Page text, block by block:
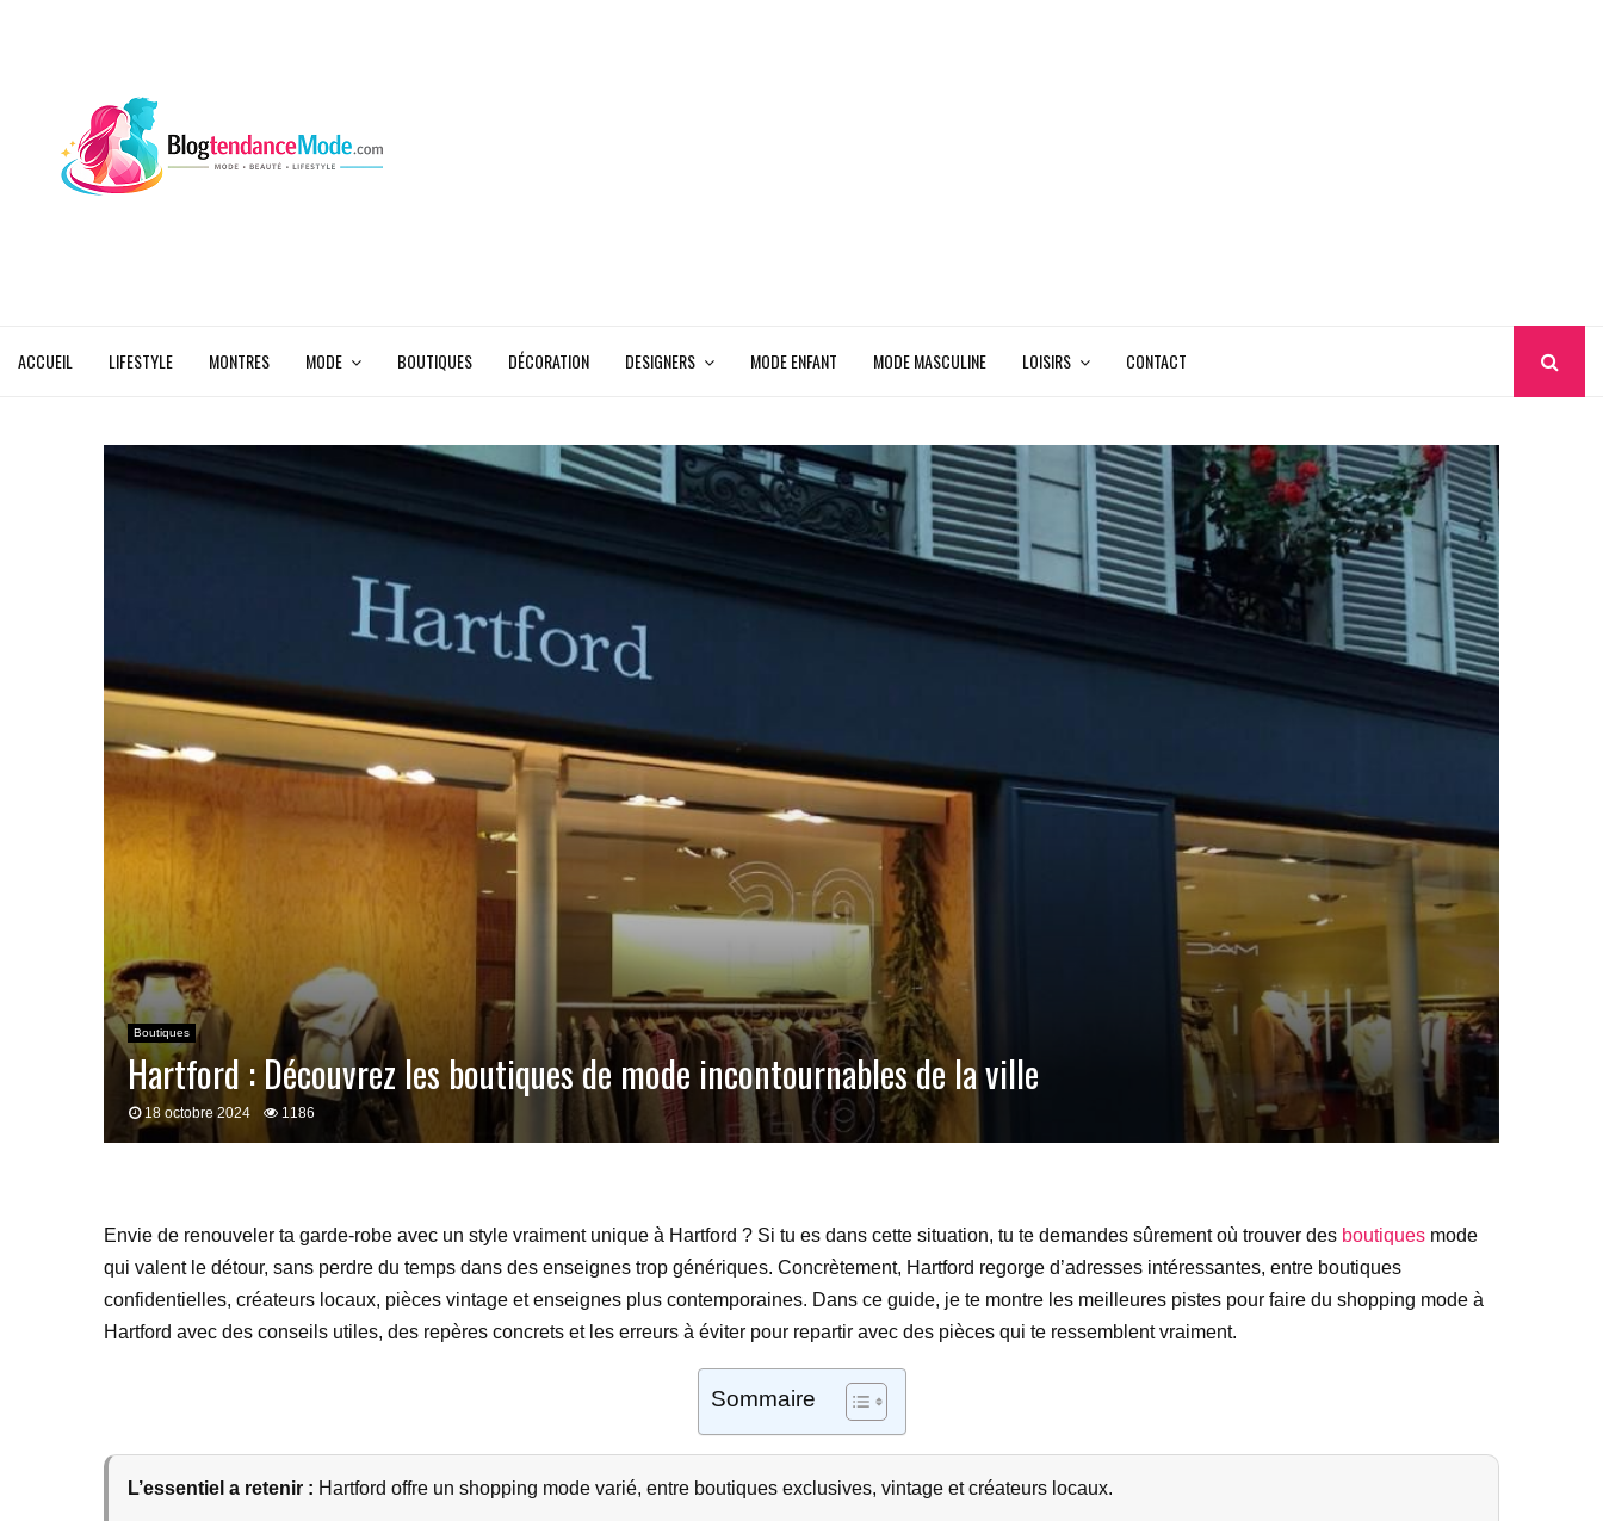
ACCUEIL LIFESTYLE MONTRES MODE BOUTIQUES DÉCORATION DESIGNERS MODE ENFANT MODE MASCULINE LOISIRS CONTACT
Boutiques
Hartford : Découvrez les boutiques de mode incontournables de la ville
18 octobre 2024 1186
Envie de renouveler ta garde-robe avec un style vraiment unique à Hartford ? Si tu es dans cette situation, tu te demandes sûrement où trouver des boutiques mode
qui valent le détour, sans perdre du temps dans des enseignes trop génériques. Concrètement, Hartford regorge d’adresses intéressantes, entre boutiques
confidentielles, créateurs locaux, pièces vintage et enseignes plus contemporaines. Dans ce guide, je te montre les meilleures pistes pour faire du shopping mode à
Hartford avec des conseils utiles, des repères concrets et les erreurs à éviter pour repartir avec des pièces qui te ressemblent vraiment.
Sommaire
L’essentiel a retenir : Hartford offre un shopping mode varié, entre boutiques exclusives, vintage et créateurs locaux.